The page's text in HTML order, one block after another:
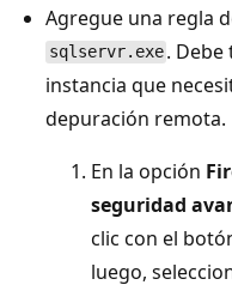
Agregue una regla
sqlservr.exe .
instancia que
depuración remota.
En la opción
seguridad
clic con el
luego,